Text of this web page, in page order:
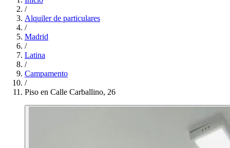
/
Alquiler de particulares
/
Madrid
/
Latina
/
Campamento
/
Piso en Calle Carballino, 26